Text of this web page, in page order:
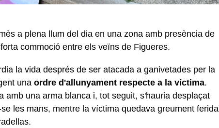
a plena llum del dia en una zona amb presència de
commoció entre els veïns de Figueres.
la vida després de ser atacada a ganivetades per la
una ordre d'allunyament respecte a la víctima.
amb una arma blanca i, tot seguit, s'hauria desplaçat
les mans, mentre la víctima quedava greument ferida